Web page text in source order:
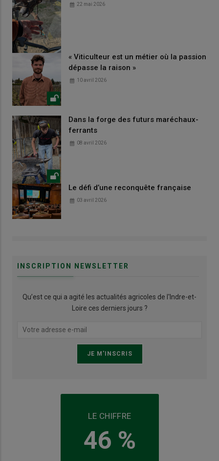
22 mai 2026
« Viticulteur est un métier où la passion
dépasse la raison »
10 avril 2026
Dans la forge des futurs maréchaux-
ferrants
08 avril 2026
Le défi d’une reconquête française
03 avril 2026
INSCRIPTION NEWSLETTER
Qu’est ce qui a agité les actualités agricoles de l'Indre-et-
Loire ces derniers jours ?
LE CHIFFRE
46 %